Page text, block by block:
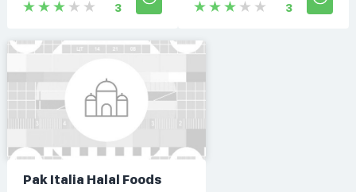
3
3
Pak Italia Halal Foods